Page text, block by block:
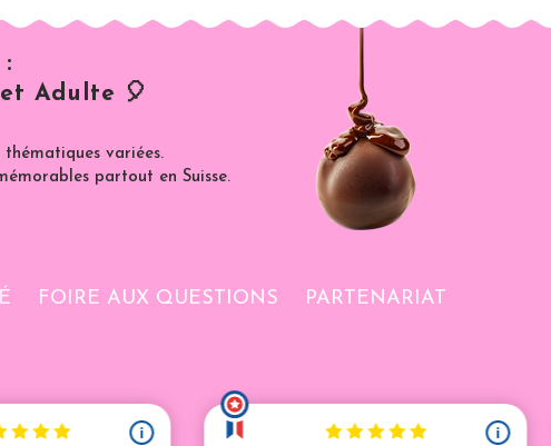
Adulte 🎈
variées.
partout en Suisse.
FOIRE AUX QUESTIONS
PARTENARIAT